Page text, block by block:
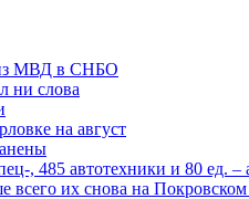
из МВД в СНБО
ни слова
на август
485 автотехники и 80 ед. –
всего их снова на